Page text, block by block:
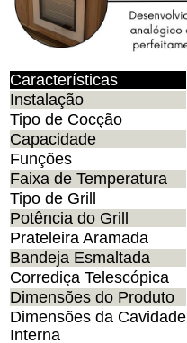
Características
Instalação
Tipo de Cocção
Capacidade
Funções
Faixa de Temperatura
Tipo de Grill
Potência do Grill
Prateleira Aramada
Bandeja Esmaltada
Corrediça Telescópica
Dimensões do Produto
Dimensões da Cavidade
Interna